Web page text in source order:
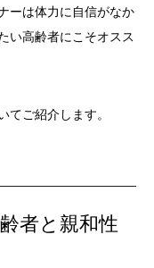
ーは体力に自信がなか
い高齢者にこそオスス
てご紹介します。
者と親和性